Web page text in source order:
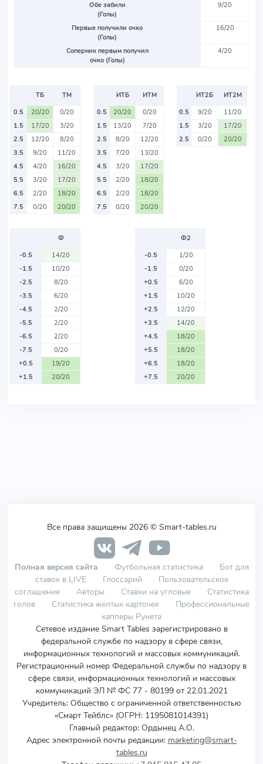
Обе забили
(Голы)
9/20
Первые получили очко
(Голы)
16/20
Соперник первым получил
очко (Голы)
4/20
ТБ
ТМ
0.5
20/20
0/20
1.5
17/20
3/20
2.5
12/20
8/20
3.5
9/20
11/20
4.5
4/20
16/20
5.5
3/20
17/20
6.5
2/20
18/20
7.5
0/20 20/20
ИТБ
ИТМ
0.5
20/20
0/20
1.5
13/20
7/20
2.5
8/20
12/20
3.5
7/20
13/20
4.5
3/20
17/20
5.5
2/20
18/20
6.5
2/20
18/20
7.5
0/20 20/20
ИТ2Б
ИТ2М
0.5
9/20
11/20
1.5
3/20
17/20
2.5
0/20 20/20
Ф
-0.5
14/20
-1.5
10/20
-2.5
8/20
-3.5
6/20
-4.5
2/20
-5.5
2/20
-6.5
2/20
-7.5
0/20
+0.5
19/20
+1.5
20/20
Ф2
-0.5
1/20
-1.5
0/20
+0.5
6/20
+1.5
10/20
+2.5
12/20
+3.5
14/20
+4.5
18/20
+5.5
18/20
+6.5
18/20
+7.5
20/20
Все права защищены 2026 © Smart-tables.ru
Полная версия сайта Футбольная статистика
Бот для
ставок в LIVE
Глоссарий
Пользовательское
соглашение
Авторы Ставки на угловые
Статистика
голов
Статистика желтых карточек
Профессиональные
капперы Рунета
Сетевое издание Smart Tables зарегистрировано в
федеральной службе по надзору в сфере связи,
информационных технологий и массовых коммуникаций.
Регистрационный номер Федеральной службы по надзору в
сфере связи, информационных технологий и массовых
коммуникаций ЭЛ № ФС 77 - 80199 от 22.01.2021
Учредитель: Общество с ограниченной ответственностью
«Смарт Тейблс» (ОГРН: 1195081014391)
Главный редактор: Ордынец А.О.
Адрес электронной почты редакции: marketing@smart-
tables.ru